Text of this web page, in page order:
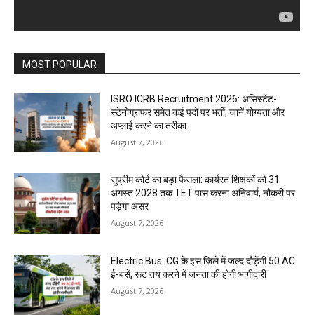
MOST POPULAR
ISRO ICRB Recruitment 2026: असिस्टेंट-
स्टेनोग्राफर समेत कई पदों पर भर्ती, जानें योग्यता और
अप्लाई करने का तरीका
August 7, 2026
सुप्रीम कोर्ट का बड़ा फैसला: कार्यरत शिक्षकों को 31
अगस्त 2028 तक TET पास करना अनिवार्य, नौकरी पर
पड़ेगा असर
August 7, 2026
Electric Bus: CG के इस जिले में जल्द दौड़ेंगी 50 AC
ई-बसें, रूट तय करने में जनता की होगी भागीदारी
August 7, 2026